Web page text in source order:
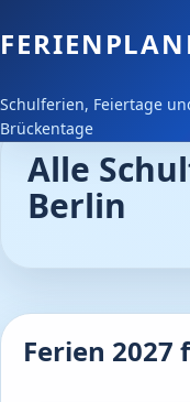
Schulferien, Feiertage
Brückentage
Feiertage
Schulferien
Downloads
Alle
Berlin
Ferien 2027